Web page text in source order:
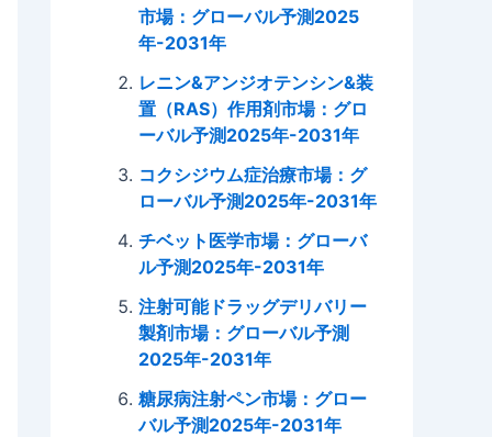
市場：グローバル予測2025
年-2031年
レニン&アンジオテンシン&装
置（RAS）作用剤市場：グロ
ーバル予測2025年-2031年
コクシジウム症治療市場：グ
ローバル予測2025年-2031年
チベット医学市場：グローバ
ル予測2025年-2031年
注射可能ドラッグデリバリー
製剤市場：グローバル予測
2025年-2031年
糖尿病注射ペン市場：グロー
バル予測2025年-2031年